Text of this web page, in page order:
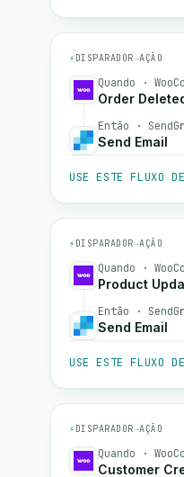
⚡ DISPARADOR→AÇÃO
Quando ·
Order
Então ·
Send Email
USE ESTE FLUXO
⚡ DISPARADOR→AÇÃO
Quando ·
Product
Então ·
Send Email
USE ESTE FLUXO
⚡ DISPARADOR→AÇÃO
Quando ·
Customer